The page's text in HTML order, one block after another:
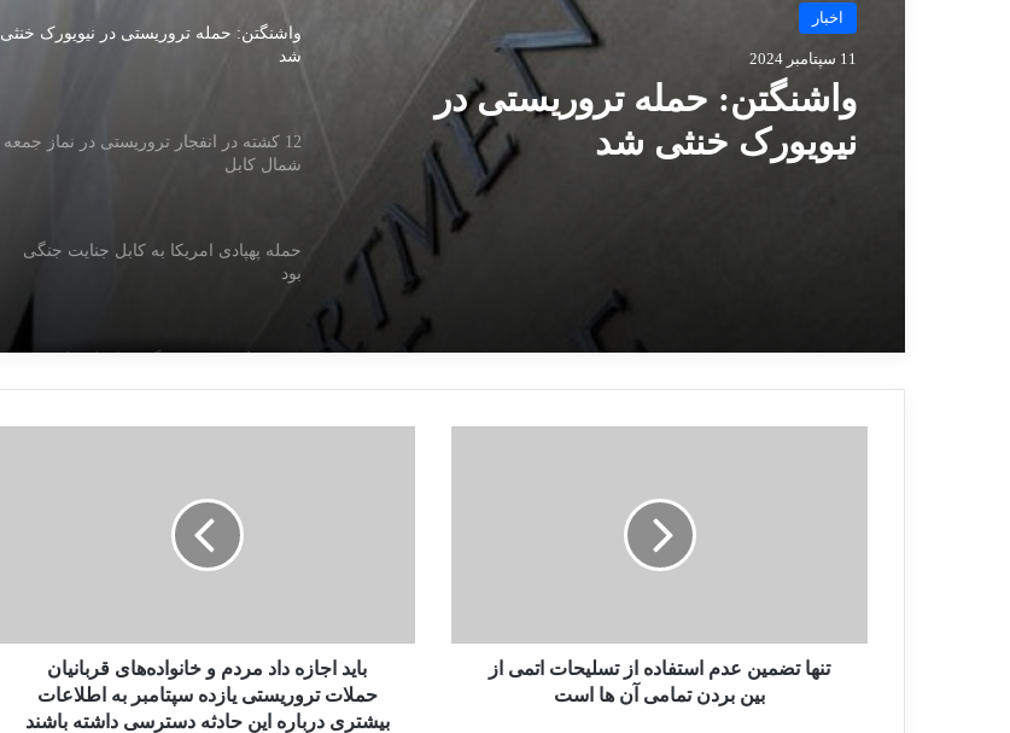
اخبار
11 سپتامبر 2024
واشنگتن: حمله تروریستی در
نیویورک خنثی شد
واشنگتن: حمله تروریستی در نیویورک خنثی
شد
12 کشته در انفجار تروریستی در نماز جمعه
شمال کابل
حمله پهپادی امریکا به کابل جنایت جنگی
بود
ظهور یک نوع تروریسم جدید در جامعه
واشنگتن: حمله تروریستی در نیویورک خنثی
شد
تنها تضمین عدم استفاده از تسلیحات اتمی از
بین بردن تمامی آن ها است
باید اجازه داد مردم و خانواده‌های قربانیان
حملات تروریستی یازده سپتامبر به اطلاعات
بیشتری درباره این حادثه دسترسی داشته باشند